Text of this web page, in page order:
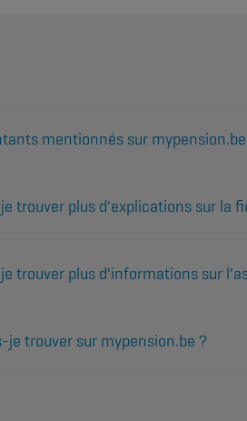
mentionnés sur
trouver plus d'explications sur la
trouver plus d'informations sur
je trouver sur mypension.be ?